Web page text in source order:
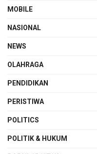
MOBILE
NASIONAL
NEWS
OLAHRAGA
PENDIDIKAN
PERISTIWA
POLITICS
POLITIK & HUKUM